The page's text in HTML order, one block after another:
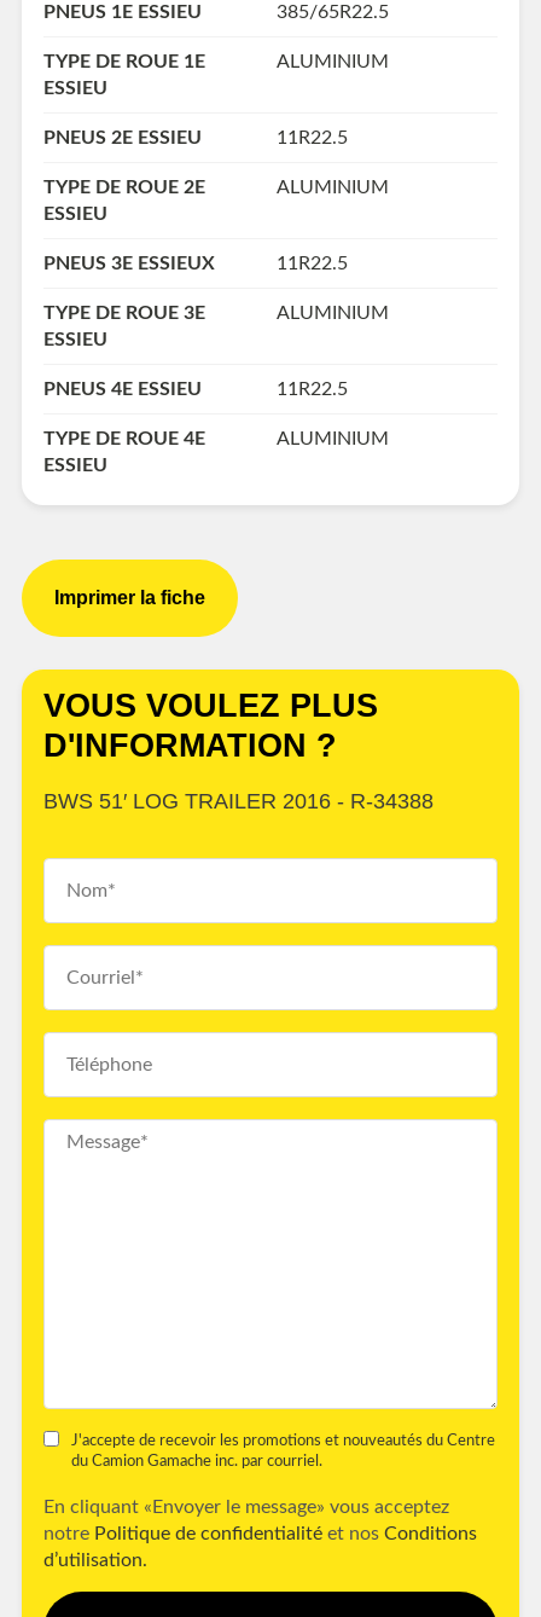
PNEUS 1E ESSIEU 385/65R22.5
TYPE DE ROUE 1E
ESSIEU
ALUMINIUM
PNEUS 2E ESSIEU 11R22.5
TYPE DE ROUE 2E
ESSIEU
ALUMINIUM
PNEUS 3E ESSIEUX 11R22.5
TYPE DE ROUE 3E
ESSIEU
ALUMINIUM
PNEUS 4E ESSIEU 11R22.5
TYPE DE ROUE 4E
ESSIEU
ALUMINIUM
Imprimer la fiche
VOUS VOULEZ PLUS
D'INFORMATION ?
BWS 51′ LOG TRAILER 2016 - R-34388
J'accepte de recevoir les promotions et nouveautés du Centre
du Camion Gamache inc. par courriel.
En cliquant «Envoyer le message» vous acceptez
notre Politique de confidentialité et nos Conditions
d’utilisation.